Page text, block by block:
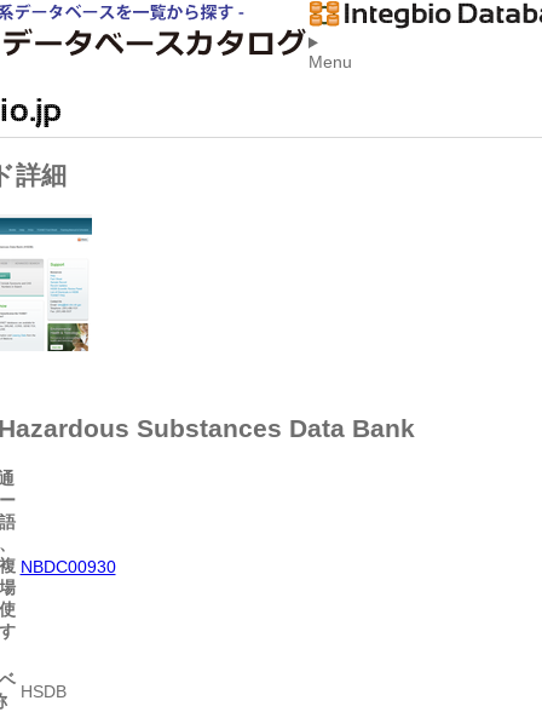
Menu
詳細
Substances Data Bank
NBDC00930
HSDB